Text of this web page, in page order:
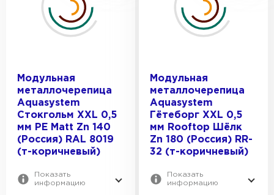
Модульная
металлочерепица
Aquasystem
Стокгольм XXL 0,5
мм PE Matt Zn 140
(Россия) RAL 8019
(т-коричневый)
Показать
информацию
Модульная
металлочерепица
Aquasystem
Гётеборг XXL 0,5
мм Rooftop Шёлк
Zn 180 (Россия) RR-
32 (т-коричневый)
Показать
информацию